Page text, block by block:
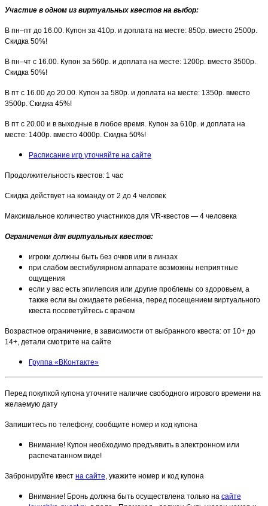
Участие в одном из виртуальных квестов на выбор:
В пн–пт до 16.00. Купон за 410р. и доплата на месте: 850р. вместо 2500р.
Скидка 50%!
В пн–чт с 16.00. Купон за 560р. и доплата на месте: 1200р. вместо 3500р.
Скидка 50%!
В пт с 16.00 до 20.00. Купон за 580р. и доплата на месте: 1350р. вместо
3500р. Скидка 45%!
В пт с 20.00 и в выходные в любое время. Купон за 610р. и доплата на
месте: 1400р. вместо 4000р. Скидка 50%!
Расписание игр уточняйте на сайте
Продолжительность квестов: 1 час
Скидка действует на команду от 2 до 4 человек
Максимальное количество участников для VR-квестов — 4 человека
Ограничения для виртуальных квестов:
игроки должны быть без очков или в линзах
при слабом вестибулярном аппарате возможны неприятные
ощущения
если у вас есть эпилепсия или другие проблемы со здоровьем, а
также если вы ожидаете ребенка, перед посещением виртуального
квеста посоветуйтесь с врачом
Возрастное ограничение, в зависимости от выбранного квеста: от 10+ до
14+, детали смотрите на сайте
Группа «ВКонтакте»
Перед покупкой купона уточните наличие свободного игрового времени на
желаемую дату
Запишитесь по телефону, сообщите номер и код купона
Внимание! Купон необходимо предъявить в электронном или
распечатанном виде!
Забронируйте квест на сайте, укажите номер и код купона
Внимание! Бронь должна быть осуществлена только на сайте